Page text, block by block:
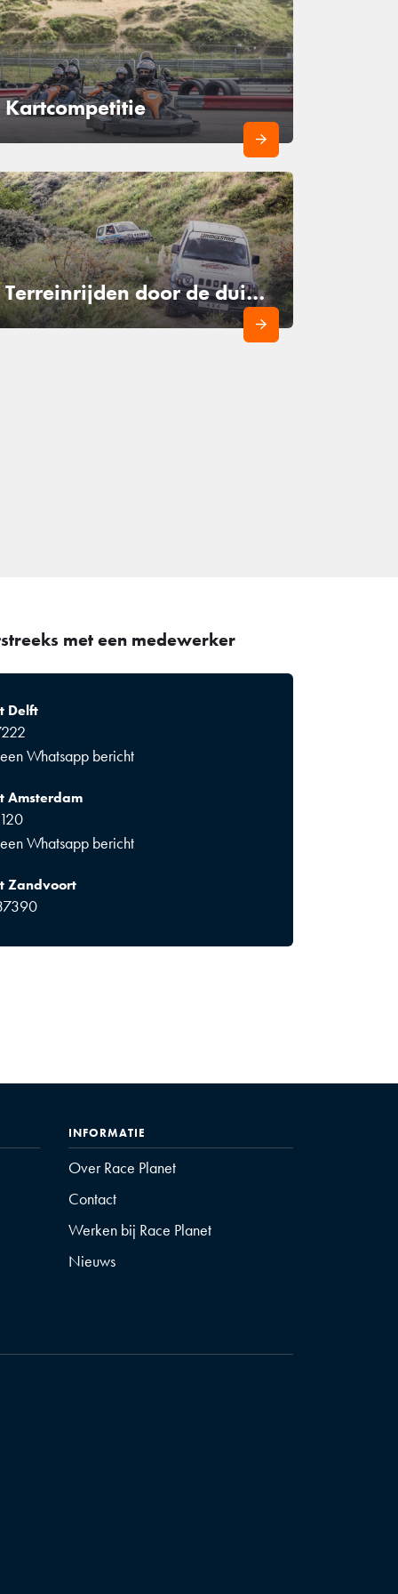
Kartcompetitie
Terreinrijden door de duinen
met een medewerker
Delft
Whatsapp bericht
Amsterdam
Whatsapp bericht
Zandvoort
INFORMATIE
Over Race Planet
Contact
Werken bij Race Planet
Nieuws